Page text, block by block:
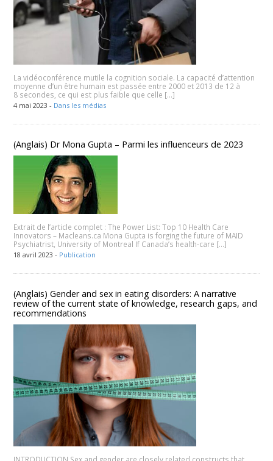
La vidéoconférence mutile la cognition sociale. La capacité d’attention
moyenne d’un être humain est passée entre 2000 et 2013 de 12 à
8 secondes, ce qui est plus faible que celle […]
4 mai 2023 - Dans les médias
(Anglais) Dr Mona Gupta – Parmi les influenceurs de 2023
Extrait de l’article complet : The Power List: Top 10 Health Care
Innovators – Macleans.ca Mona Gupta is forging the future of MAID
Psychiatrist, University of Montreal If Canada’s health-care […]
18 avril 2023 - Publication
(Anglais) Gender and sex in eating disorders: A narrative
review of the current state of knowledge, research gaps, and
recommendations